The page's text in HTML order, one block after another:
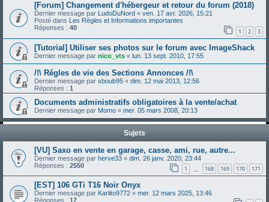
[Forum] Changement d'hébergeur et retour du forum (2018)
Dernier message par LudoDuNord « ven. 17 avr. 2026, 15:21
Posté dans Les Règles et Informations importantes
Réponses : 40 1 2 3
[Tutorial] Utiliser ses photos sur le forum avec ImageShack
Dernier message par nico_vts « lun. 13 sept. 2010, 17:55
/!\ Régles de vie des Sections Annonces /!\
Dernier message par sboub95 « dim. 12 mai 2013, 12:56
Réponses : 1
Documents administratifs obligatoires à la vente/achat
Dernier message par Momo « mer. 05 mars 2008, 20:13
Sujets
[VU] Saxo en vente en garage, casse, ami, rue, autre...
Dernier message par herve33 « dim. 26 janv. 2020, 23:44
Réponses : 2550 1 168 169 170 171
[EST] 106 GTi T16 Noir Onyx
Dernier message par Karlito9772 « mer. 12 mars 2025, 13:46
Réponses : 17